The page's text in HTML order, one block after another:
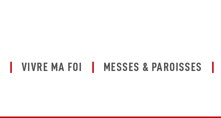
VIVRE MA FOI MESSES & PAROISSES